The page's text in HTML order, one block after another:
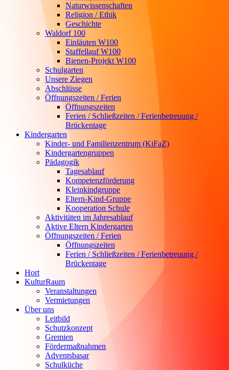
Naturwissenschaften
Religion / Ethik
Geschichte
Waldorf 100
Einläuten W100
Staffellauf W100
Bienen-Projekt W100
Schulgarten
Unsere Ziegen
Abschlüsse
Öffnungszeiten / Ferien
Öffnungszeiten
Ferien / Schließzeiten / Ferienbetreuung /
Brückentage
Kindergarten
Kinder- und Familienzentrum (KiFaZ)
Kindergartengruppen
Pädagogik
Tagesablauf
Kompetenzförderung
Kleinkindgruppe
Eltern-Kind-Gruppe
Kooperation Schule
Aktivitäten im Jahresablauf
Aktive Eltern Kindergarten
Öffnungszeiten / Ferien
Öffnungszeiten
Ferien / Schließzeiten / Ferienbetreuung /
Brückentage
Hort
KulturRaum
Veranstaltungen
Vermietungen
Über uns
Leitbild
Schutzkonzept
Gremien
Fördermaßnahmen
Adventsbasar
Schulküche